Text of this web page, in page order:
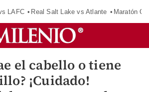
LAFC Real Salt Lake vs Atlante Maratón
el cabello o tiene
¡Cuidado!